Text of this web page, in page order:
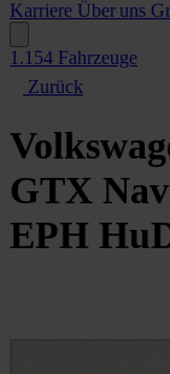
Karriere Über uns
1.154 Fahrzeuge
Zurück
GTX
EPH